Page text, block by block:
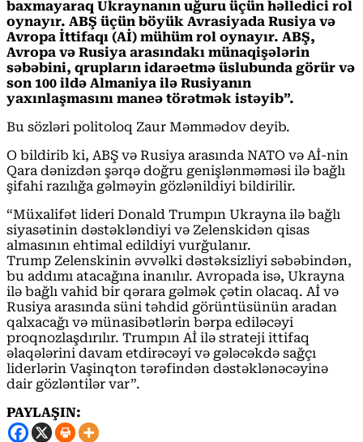
baxmayaraq Ukraynanın uğuru üçün həlledici rol
oynayır. ABŞ üçün böyük Avrasiyada Rusiya və
Avropa İttifaqı (Aİ) mühüm rol oynayır. ABŞ,
Avropa və Rusiya arasındakı münaqişələrin
səbəbini, qrupların idarəetmə üslubunda görür və
son 100 ildə Almaniya ilə Rusiyanın
yaxınlaşmasını maneə törətmək istəyib”.
Bu sözləri politoloq Zaur Məmmədov deyib.
O bildirib ki, ABŞ və Rusiya arasında NATO və Aİ-nin
Qara dənizdən şərqə doğru genişlənməməsi ilə bağlı
şifahi razılığa gəlməyin gözlənildiyi bildirilir.
“Müxalifət lideri Donald Trumpın Ukrayna ilə bağlı
siyasətinin dəstəkləndiyi və Zelenskidən qisas
almasının ehtimal edildiyi vurğulanır.
Trump Zelenskinin əvvəlki dəstəksizliyi səbəbindən,
bu addımı atacağına inanılır. Avropada isə, Ukrayna
ilə bağlı vahid bir qərara gəlmək çətin olacaq. Aİ və
Rusiya arasında süni təhdid görüntüsünün aradan
qalxacağı və münasibətlərin bərpa ediləcəyi
proqnozlaşdırılır. Trumpın Aİ ilə strateji ittifaq
əlaqələrini davam etdirəcəyi və gələcəkdə sağçı
liderlərin Vaşinqton tərəfindən dəstəklənəcəyinə
dair gözləntilər var”.
PAYLAŞIN: